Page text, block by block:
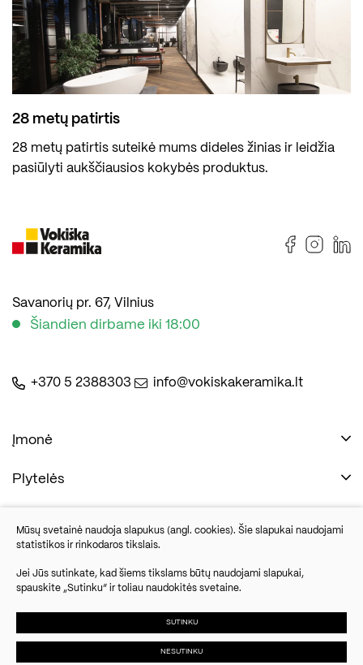
28 metų patirtis
28 metų patirtis suteikė mums dideles žinias ir leidžia
pasiūlyti aukščiausios kokybės produktus.
Savanorių pr. 67, Vilnius
Šiandien dirbame iki 18:00
+370 5 2388303 info@vokiskakeramika.lt
Įmonė
Plytelės
Naudinga
Kontaktai
Savanorių pr. 67, Vilnius
Šiandien dirbame iki 18:00
Mūsų svetainė naudoja slapukus (angl. cookies). Šie slapukai naudojami
statistikos ir rinkodaros tikslais.
Jei Jūs sutinkate, kad šiems tikslams būtų naudojami slapukai,
spauskite „Sutinku“ ir toliau naudokitės svetaine.
SUTINKU
NESUTINKU